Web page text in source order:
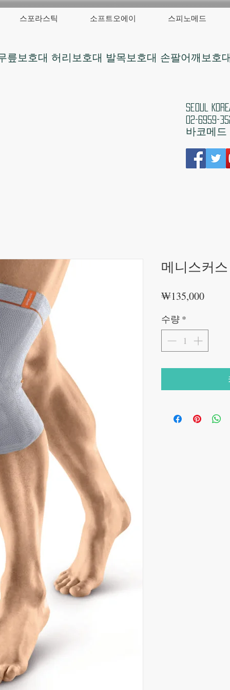
스포라스틱 소프트오에이 스피노메드
릎보호대 허리보호대 발목보호대 손팔어깨보호
​Seoul
02-6959-
​바코메드
메니스커
₩135,000가
수량 *